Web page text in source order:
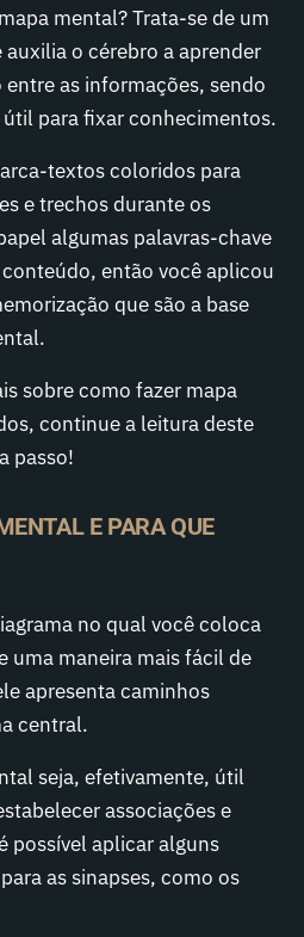
mental? Trata-se de um
auxilia o cérebro a aprender
as informações, sendo
para fixar conhecimentos.
textos coloridos para
e trechos durante os
algumas palavras-chave
então você aplicou
que são a base
sobre como fazer mapa
continue a leitura deste
passo!
E PARA QUE
no qual você coloca
uma maneira mais fácil de
apresenta caminhos
central.
seja, efetivamente, útil
associações e
possível aplicar alguns
as sinapses, como os